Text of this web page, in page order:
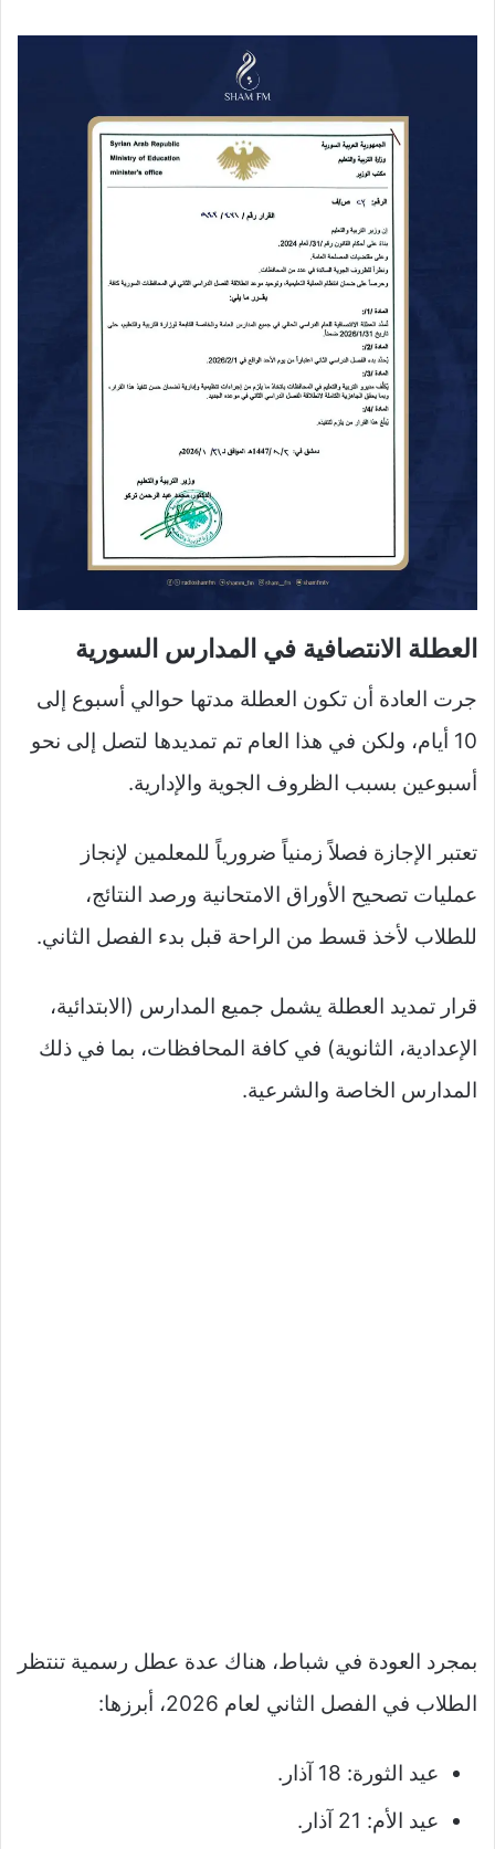
العطلة الانتصافية في المدارس السورية
جرت العادة أن تكون العطلة مدتها حوالي أسبوع إلى
10 أيام، ولكن في هذا العام تم تمديدها لتصل إلى نحو
أسبوعين بسبب الظروف الجوية والإدارية.
تعتبر الإجازة فصلاً زمنياً ضرورياً للمعلمين لإنجاز
عمليات تصحيح الأوراق الامتحانية ورصد النتائج،
للطلاب لأخذ قسط من الراحة قبل بدء الفصل الثاني.
قرار تمديد العطلة يشمل جميع المدارس (الابتدائية،
الإعدادية، الثانوية) في كافة المحافظات، بما في ذلك
المدارس الخاصة والشرعية.
بمجرد العودة في شباط، هناك عدة عطل رسمية تنتظر
الطلاب في الفصل الثاني لعام 2026، أبرزها:
عيد الثورة: 18 آذار.
عيد الأم: 21 آذار.